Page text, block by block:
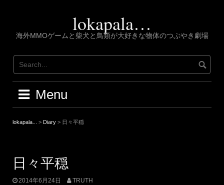
lokapala…
海外MMOゲームと柴犬と鳥類が大好きな物体のつぶやき劇場
Menu
lokapala... > Diary > 日々平穏
日々平穏
2014年6月24日 TRUTH